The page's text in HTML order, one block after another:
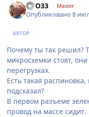
UFO33 Master
Опубликовано8
АВТОР
Почему ты так решил?
микросхемки стоят,
перегрузках.
Есть такая
подсказал?
В первом разъеме
провод на массе сидит.